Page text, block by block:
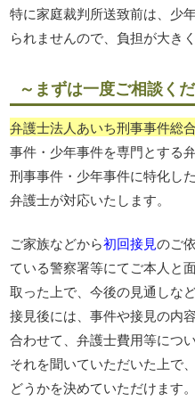
特に家庭裁判所送致前は、少
られませんので、負担が大き
～まずは一度ご相談く
弁護士法人あいち刑事事件総
事件・少年事件を専門とする
刑事事件・少年事件に特化し
弁護士が対応いたします。
ご家族などから初回接見のご
ている警察署等にてご本人と
取った上で、今後の見通しな
接見後には、事件や接見の内
合わせて、弁護士費用等につ
それを聞いていただいた上で
どうかを決めていただけます。